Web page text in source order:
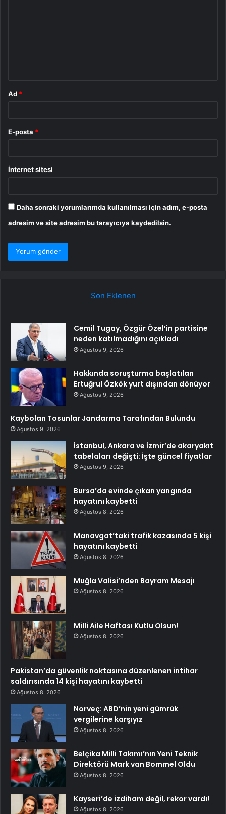
Ad *
E-posta *
İnternet sitesi
Daha sonraki yorumlarımda kullanılması için adım, e-posta
adresim ve site adresim bu tarayıcıya kaydedilsin.
Son Eklenen
Cemil Tugay, Özgür Özel’in partisine
neden katılmadığını açıkladı
Ağustos 9, 2026
Hakkında soruşturma başlatılan
Ertuğrul Özkök yurt dışından dönüyor
Ağustos 9, 2026
Kaybolan Tosunlar Jandarma Tarafından Bulundu
Ağustos 9, 2026
İstanbul, Ankara ve İzmir’de akaryakıt
tabelaları değişti: İşte güncel fiyatlar
Ağustos 9, 2026
Bursa’da evinde çıkan yangında
hayatını kaybetti
Ağustos 8, 2026
Manavgat’taki trafik kazasında 5 kişi
hayatını kaybetti
Ağustos 8, 2026
Muğla Valisi’nden Bayram Mesajı
Ağustos 8, 2026
Milli Aile Haftası Kutlu Olsun!
Ağustos 8, 2026
Pakistan’da güvenlik noktasına düzenlenen intihar
saldırısında 14 kişi hayatını kaybetti
Ağustos 8, 2026
Norveç: ABD’nin yeni gümrük
vergilerine karşıyız
Ağustos 8, 2026
Belçika Milli Takımı’nın Yeni Teknik
Direktörü Mark van Bommel Oldu
Ağustos 8, 2026
Kayseri’de izdiham değil, rekor vardı!
Ağustos 8, 2026